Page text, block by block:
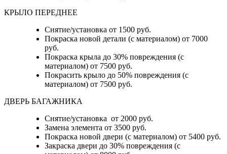
КРЫЛО ПЕРЕДНЕЕ
Снятие/установка от 1500 руб.
Покраска новой детали (с материалом) от 7000
руб.
Покраска крыла до 30% повреждения (с
материалом) от 7500 руб.
Покрасить крыло до 50% повреждения (с
материалом) от 7500 руб.
ДВЕРЬ БАГАЖНИКА
Снятие/установка от 2000 руб.
Замена элемента от 3500 руб.
Покраска новой двери (с материалом) от 5400 руб.
Закраска двери до 30% повреждения (с